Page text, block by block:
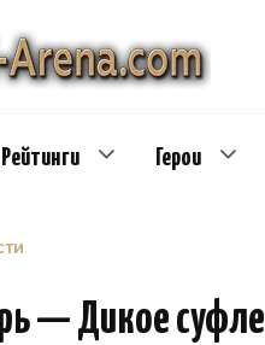
Рейтинги Герои
— Дикое суфле